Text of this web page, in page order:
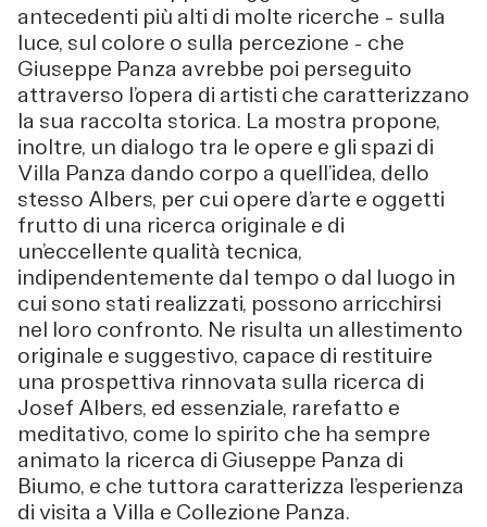
antecedenti più alti di molte ricerche – sulla
luce, sul colore o sulla percezione - che
Giuseppe Panza avrebbe poi perseguito
attraverso l’opera di artisti che caratterizzano
la sua raccolta storica. La mostra propone,
inoltre, un dialogo tra le opere e gli spazi di
Villa Panza dando corpo a quell’idea, dello
stesso Albers, per cui opere d’arte e oggetti
frutto di una ricerca originale e di
un’eccellente qualità tecnica,
indipendentemente dal tempo o dal luogo in
cui sono stati realizzati, possono arricchirsi
nel loro confronto. Ne risulta un allestimento
originale e suggestivo, capace di restituire
una prospettiva rinnovata sulla ricerca di
Josef Albers, ed essenziale, rarefatto e
meditativo, come lo spirito che ha sempre
animato la ricerca di Giuseppe Panza di
Biumo, e che tuttora caratterizza l’esperienza
di visita a Villa e Collezione Panza.